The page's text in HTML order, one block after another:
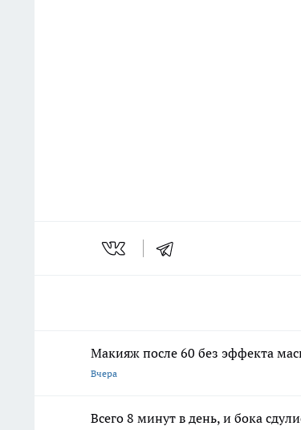
Макияж после 60 без эффекта
Вчера
Всего 8 минут в день, и бока